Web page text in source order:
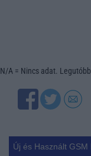
N/A = Nincs adat.
Új és Használt